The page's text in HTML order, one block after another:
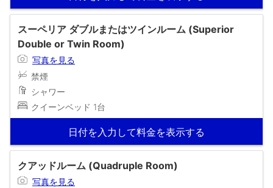
スーペリア ダブルまたはツインルーム (Superior
Double or Twin Room)
写真を見る
禁煙
シャワー
クイーンベッド 1台
日付を入力して料金を表示する
クアッドルーム (Quadruple Room)
写真を見る